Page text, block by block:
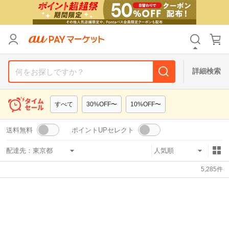
詳細検索
すべて 30%OFF〜 10%OFF〜
送料無料 ポイントUPセレクト
配達先：
5,285件
カテゴリ すべて
すべて
支払い方法 すべて
その他の条件
送料無料 タイムセール
Pontaパス特典対象すべて ポイントUPセレクトのみ
リセット
カテゴリ すべて
すべて
支払い方法 すべて
その他の条件
送料無料 タイムセール
Pontaパス特典対象すべて ポイントUPセレクトのみ